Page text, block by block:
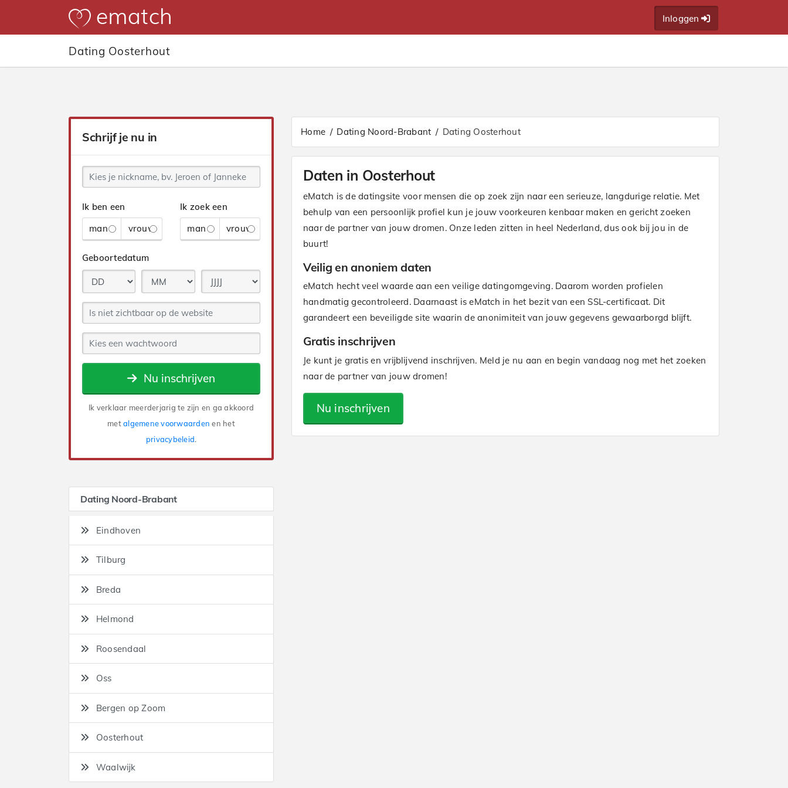
Inloggen
Dating Oosterhout
Schrijf je nu in
Ik ben een
man
vrouw
Ik zoek een
man
vrouw
Geboortedatum
Nu inschrijven
Ik verklaar meerderjarig te zijn en ga akkoord
metalgemene voorwaarden en het
privacybeleid.
Dating Noord-Brabant
Eindhoven
Tilburg
Breda
Helmond
Roosendaal
Oss
Bergen op Zoom
Oosterhout
Waalwijk
Home Dating Noord-Brabant Dating Oosterhout
Daten in Oosterhout
eMatch is de datingsite voor mensen die op zoek zijn naar een serieuze, langdurige relatie. Met
behulp van een persoonlijk profiel kun je jouw voorkeuren kenbaar maken en gericht zoeken
naar de partner van jouw dromen. Onze leden zitten in heel Nederland, dus ook bij jou in de
buurt!
Veilig en anoniem daten
eMatch hecht veel waarde aan een veilige datingomgeving. Daarom worden profielen
handmatig gecontroleerd. Daarnaast is eMatch in het bezit van een SSL-certificaat. Dit
garandeert een beveiligde site waarin de anonimiteit van jouw gegevens gewaarborgd blijft.
Gratis inschrijven
Je kunt je gratis en vrijblijvend inschrijven. Meld je nu aan en begin vandaag nog met het zoeken
naar de partner van jouw dromen!
Nu inschrijven